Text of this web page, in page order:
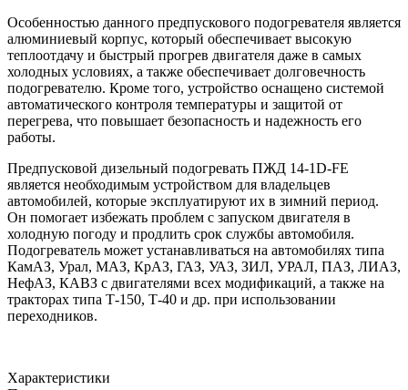
Особенностью данного предпускового подогревателя является
алюминиевый корпус, который обеспечивает высокую
теплоотдачу и быстрый прогрев двигателя даже в самых
холодных условиях, а также обеспечивает долговечность
подогревателю. Кроме того, устройство оснащено системой
автоматического контроля температуры и защитой от
перегрева, что повышает безопасность и надежность его
работы.
Предпусковой дизельный подогревать ПЖД 14-1D-FE
является необходимым устройством для владельцев
автомобилей, которые эксплуатируют их в зимний период.
Он помогает избежать проблем с запуском двигателя в
холодную погоду и продлить срок службы автомобиля.
Подогреватель может устанавливаться на автомобилях типа
КамАЗ, Урал, МАЗ, КрАЗ, ГАЗ, УАЗ, ЗИЛ, УРАЛ, ПАЗ, ЛИАЗ,
НефАЗ, КАВЗ с двигателями всех модификаций, а также на
тракторах типа Т-150, Т-40 и др. при использовании
переходников.
Характеристики